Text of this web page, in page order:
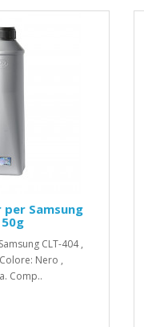
per Samsung
CLT-404 ,
Nero ,
Comp..